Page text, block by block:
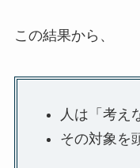
この結果から、
人は「考え
その対象を